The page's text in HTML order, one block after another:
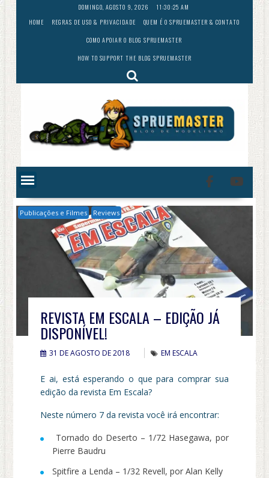
Skip
to
content
DOMINGO, AGOSTO 9, 2026
11:30:26 AM
HOME
REGRAS DE USO & PRIVACIDADE
QUEM É O SPRUEMASTER & CONTATO
COMO APOIAR O BLOG SPRUEMASTER
HOW TO SUPPORT THE BLOG SPRUEMASTER
Publicações e Filmes Reviews
REVISTA EM ESCALA – EDIÇÃO JÁ
DISPONÍVEL!
31 DE AGOSTO DE 2018 EM ESCALA
E ai, está esperando o que para comprar sua
edição da revista Em Escala?
Neste número 7 da revista você irá encontrar:
Tornado do Deserto – 1/72 Hasegawa, por
Pierre Baudru
Spitfire a Lenda – 1/32 Revell, por Alan Kelly